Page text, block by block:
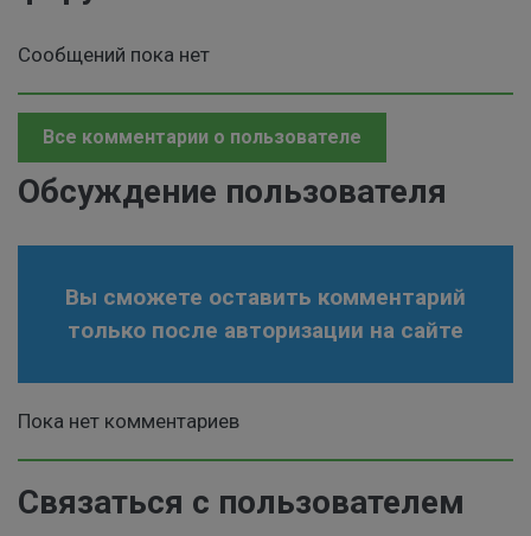
Сообщений пока нет
Все комментарии о пользователе
Обсуждение пользователя
Вы сможете оставить комментарий
только после авторизации на сайте
Пока нет комментариев
Связаться с пользователем